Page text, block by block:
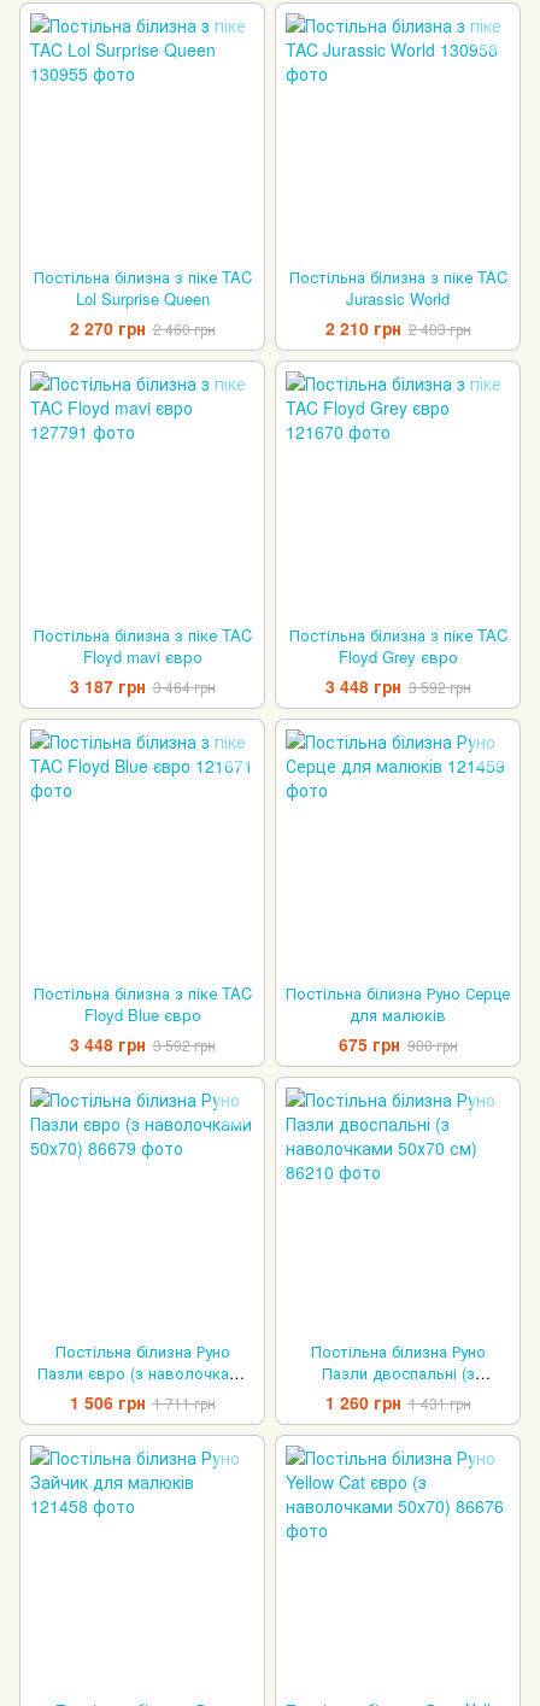
Постільна білизна з піке TAC
Lol Surprise Queen
2 270 грн 2 460 грн
Постільна білизна з піке TAC
Jurassic World
2 210 грн 2 403 грн
Постільна білизна з піке TAC
Floyd mavi євро
3 187 грн 3 464 грн
Постільна білизна з піке TAC
Floyd Grey євро
3 448 грн 3 592 грн
Постільна білизна з піке TAC
Floyd Blue євро
3 448 грн 3 592 грн
Постільна білизна Руно Серце
для малюків
675 грн 900 грн
Постільна білизна Руно
Пазли євро (з наволочками
50х70)
1 506 грн 1 711 грн
Постільна білизна Руно
Пазли двоспальні (з
наволочками 50х70 см)
1 260 грн 1 431 грн